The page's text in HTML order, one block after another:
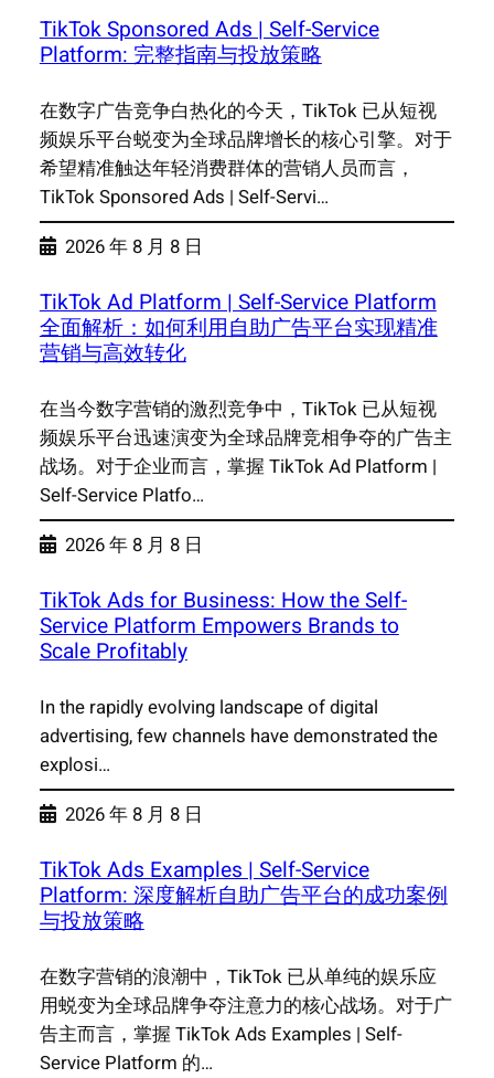
TikTok Sponsored Ads | Self-Service
Platform: 完整指南与投放策略
在数字广告竞争白热化的今天，TikTok 已从短视
频娱乐平台蜕变为全球品牌增长的核心引擎。对于
希望精准触达年轻消费群体的营销人员而言，
TikTok Sponsored Ads | Self-Servi…
2026 年 8 月 8 日
TikTok Ad Platform | Self-Service Platform
全面解析：如何利用自助广告平台实现精准
营销与高效转化
在当今数字营销的激烈竞争中，TikTok 已从短视
频娱乐平台迅速演变为全球品牌竞相争夺的广告主
战场。对于企业而言，掌握 TikTok Ad Platform |
Self-Service Platfo…
2026 年 8 月 8 日
TikTok Ads for Business: How the Self-
Service Platform Empowers Brands to
Scale Profitably
In the rapidly evolving landscape of digital
advertising, few channels have demonstrated the
explosi…
2026 年 8 月 8 日
TikTok Ads Examples | Self-Service
Platform: 深度解析自助广告平台的成功案例
与投放策略
在数字营销的浪潮中，TikTok 已从单纯的娱乐应
用蜕变为全球品牌争夺注意力的核心战场。对于广
告主而言，掌握 TikTok Ads Examples | Self-
Service Platform 的…